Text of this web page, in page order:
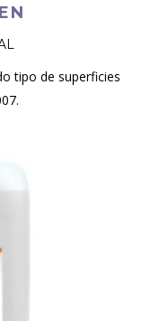
tipo de superficies